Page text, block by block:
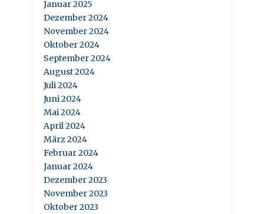
Januar 2025
Dezember 2024
November 2024
Oktober 2024
September 2024
August 2024
Juli 2024
Juni 2024
Mai 2024
April 2024
März 2024
Februar 2024
Januar 2024
Dezember 2023
November 2023
Oktober 2023